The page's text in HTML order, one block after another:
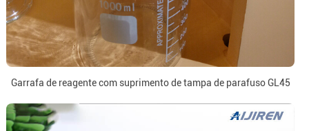
Garrafa de reagente com suprimento de tampa de parafuso GL45